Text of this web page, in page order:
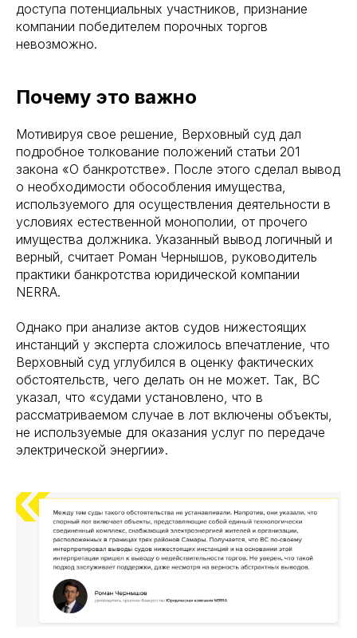
доступа потенциальных участников, признание
компании победителем порочных торгов
невозможно.
Почему это важно
Мотивируя свое решение, Верховный суд дал
подробное толкование положений статьи 201
закона «О банкротстве». После этого сделал вывод
о необходимости обособления имущества,
используемого для осуществления деятельности в
условиях естественной монополии, от прочего
имущества должника. Указанный вывод логичный и
верный, считает Роман Чернышов, руководитель
практики банкротства юридической компании
NERRA.
Однако при анализе актов судов нижестоящих
инстанций у эксперта сложилось впечатление, что
Верховный суд углубился в оценку фактических
обстоятельств, чего делать он не может. Так, ВС
указал, что «судами установлено, что в
рассматриваемом случае в лот включены объекты,
не используемые для оказания услуг по передаче
электрической энергии».